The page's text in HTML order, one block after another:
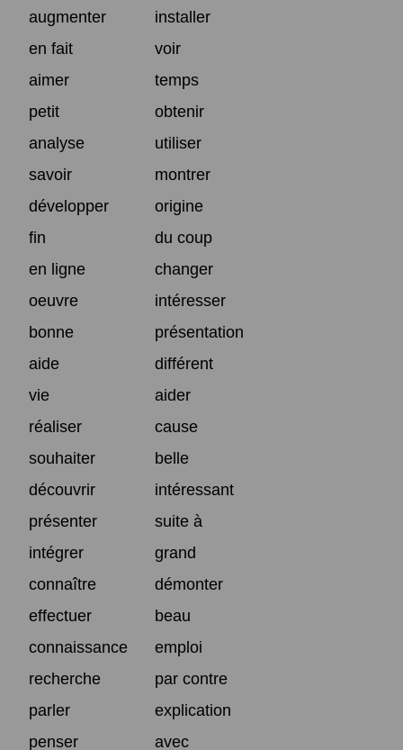
augmenter
installer
en fait
voir
aimer
temps
petit
obtenir
analyse
utiliser
savoir
montrer
développer
origine
fin
du coup
en ligne
changer
oeuvre
intéresser
bonne
présentation
aide
différent
vie
aider
réaliser
cause
souhaiter
belle
découvrir
intéressant
présenter
suite à
intégrer
grand
connaître
démonter
effectuer
beau
connaissance
emploi
recherche
par contre
parler
explication
penser
avec